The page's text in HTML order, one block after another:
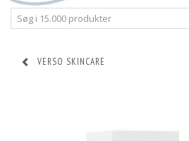
VERSO SKINCARE